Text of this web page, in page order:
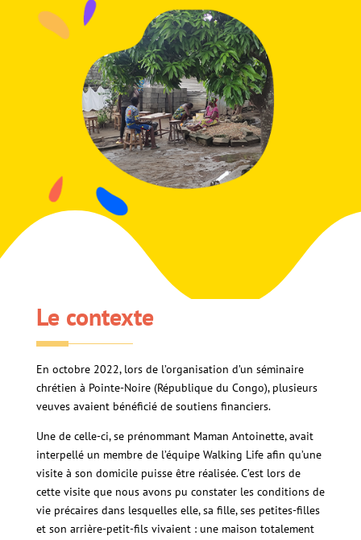
Le contexte
En octobre 2022, lors de l’organisation d’un séminaire
chrétien à Pointe-Noire (République du Congo), plusieurs
veuves avaient bénéficié de soutiens financiers.
Une de celle-ci, se prénommant Maman Antoinette, avait
interpellé un membre de l’équipe Walking Life afin qu’une
visite à son domicile puisse être réalisée.C’est lors de
cette visite que nous avons pu constater les conditions de
vie précaires dans lesquelles elle, sa fille, ses petites-filles
et son arrière-petit-fils vivaient : une maison totalement